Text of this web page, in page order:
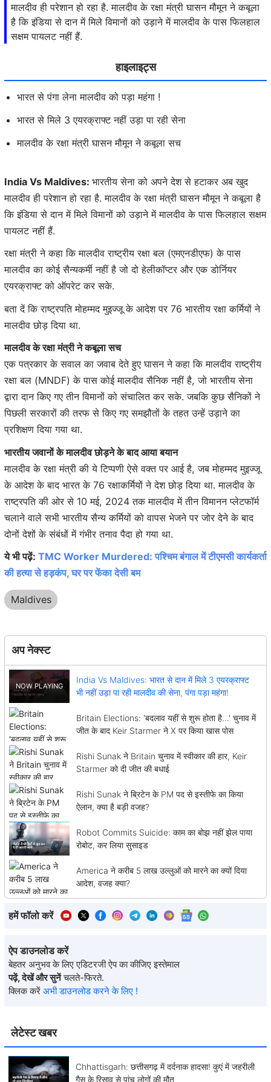
लेटेस्ट खबर
Chhattisgarh: छत्तीसगढ़ में दर्दनाक हादसा! कुएं में जहरीली
गैस के रिसाव से पांच लोगों की मौत
मालदीव ही परेशान हो रहा है. मालदीव के रक्षा मंत्री घासन मौमून ने कबूला
है कि इंडिया से दान में मिले विमानों को उड़ाने में मालदीव के पास फिलहाल
सक्षम पायलट नहीं हैं.
हाइलाइट्स
भारत से पंगा लेना मालदीव को पड़ा महंगा !
भारत से मिले 3 एयरक्राफ्ट नहीं उड़ा पा रही सेना
मालदीव के रक्षा मंत्री घासन मौमून ने कबूला सच
India Vs Maldives: भारतीय सेना को अपने देश से हटाकर अब खुद
मालदीव ही परेशान हो रहा है. मालदीव के रक्षा मंत्री घासन मौमून ने कबूला है
कि इंडिया से दान में मिले विमानों को उड़ाने में मालदीव के पास फिलहाल सक्षम
पायलट नहीं हैं.
रक्षा मंत्री ने कहा कि मालदीव राष्ट्रीय रक्षा बल (एमएनडीएफ) के पास
मालदीव का कोई सैन्यकर्मी नहीं है जो दो हेलीकॉप्टर और एक डोर्नियर
एयरक्राफ्ट को ऑपरेट कर सके.
बता दें कि राष्ट्रपति मोहम्मद मुइज्जू के आदेश पर 76 भारतीय रक्षा कर्मियों ने
मालदीव छोड़ दिया था.
मालदीव के रक्षा मंत्री ने कबूला सच
एक पत्रकार के सवाल का जवाब देते हुए घासन ने कहा कि मालदीव राष्ट्रीय
रक्षा बल (MNDF) के पास कोई मालदीव सैनिक नहीं है, जो भारतीय सेना
द्वारा दान किए गए तीन विमानों को संचालित कर सके. जबकि कुछ सैनिकों ने
पिछली सरकारों की तरफ से किए गए समझौतों के तहत उन्हें उड़ाने का
प्रशिक्षण दिया गया था.
भारतीय जवानों के मालदीव छोड़ने के बाद आया बयान
मालदीव के रक्षा मंत्री की ये टिप्पणी ऐसे वक्त पर आई है, जब मोहम्मद मुइज्जू
के आदेश के बाद भारत के 76 रक्षाकर्मियों ने देश छोड़ दिया था. मालदीव के
राष्ट्रपति की ओर से 10 मई, 2024 तक मालदीव में तीन विमानन प्लेटफॉर्म
चलाने वाले सभी भारतीय सैन्य कर्मियों को वापस भेजने पर जोर देने के बाद
दोनों देशों के संबंधों में गंभीर तनाव पैदा हो गया था.
ये भी पढ़ें: TMC Worker Murdered: पश्चिम बंगाल में टीएमसी कार्यकर्ता
की हत्या से हड़कंप, घर पर फेंका देसी बम
Maldives
अप नेक्स्ट
India Vs Maldives: भारत से दान में मिले 3 एयरक्राफ्ट
भी नहीं उड़ा पा रही मालदीव की सेना, पंगा पड़ा महंगा!
Britain Elections: 'बदलाव यहीं से शुरू होता है...' चुनाव में
जीत के बाद Keir Starmer ने X पर किया खास पोस
Rishi Sunak ने Britain चुनाव में स्वीकार की हार, Keir
Starmer को दी जीत की बधाई
Rishi Sunak ने ब्रिटेन के PM पद से इस्तीफे का किया
ऐलान, क्या है बड़ी वजह?
Robot Commits Suicide: काम का बोझ नहीं झेल पाया
रोबोट, कर लिया सुसाइड
America ने करीब 5 लाख उल्लुओं को मारने का क्यों दिया
आदेश, वजह क्या?
हमें फॉलो करें
ऐप डाउनलोड करें
बेहतर अनुभव के लिए एडिटरजी ऐप का कीजिए इस्तेमाल
पढ़ें, देखें और सुनें चलते-फिरते.
क्लिक करें अभी डाउनलोड करने के लिए !